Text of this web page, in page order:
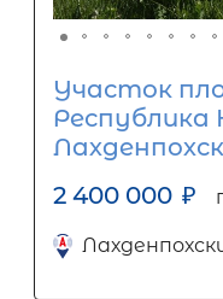
Участок
Республика
2 400 000 ₽